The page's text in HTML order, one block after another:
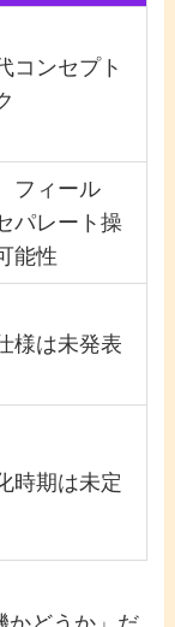
コンセプト
フィール
パレート操
能性
様は未発表
時期は未定